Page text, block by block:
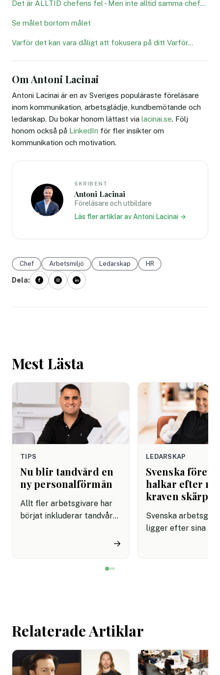
Det är ALLTID chefens fel - Men inte alltid samma chef…
Se målet bortom målet
Varför det kan vara dåligt att fokusera på ditt Varför…
Om Antoni Lacinai
Antoni Lacinai är en av Sveriges populäraste föreläsare
inom kommunikation, arbetsglädje, kundbemötande och
ledarskap. Du bokar honom lättast via lacinai.se. Följ
honom också på LinkedIn för fler insikter om
kommunikation och motivation.
SKRIBENT
Antoni Lacinai
Föreläsare och utbildare
Läs fler artiklar av Antoni Lacinai →
Chef Arbetsmiljö Ledarskap HR
Dela:
Mest Lästa
TIPS
Nu blir tandvård en
ny personalförmån
Allt fler arbetsgivare har
börjat inkluderar tandvård i
→
LEDARSKAP
Svenska
halkar efter
kraven skärps
Svenska
ligger efter sina
Relaterade Artiklar